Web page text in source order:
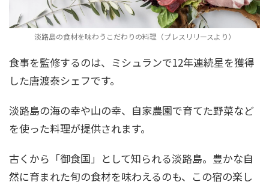
淡路島の食材を味わうこだわりの料理（プレスリリースより）
食事を監修するのは、ミシュランで12年連続星を獲得
した唐渡泰シェフです。
淡路島の海の幸や山の幸、自家農園で育てた野菜など
を使った料理が提供されます。
古くから「御食国」として知られる淡路島。豊かな自
然に育まれた旬の食材を味わえるのも、この宿の楽し